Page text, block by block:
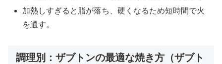
加熱しすぎると脂が落ち、硬くなるため短時間で火
を通す。
調理別：ザブトンの最適な焼き方（ザブト